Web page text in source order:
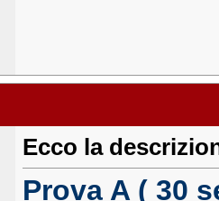
Ecco la
Prova A ( 30